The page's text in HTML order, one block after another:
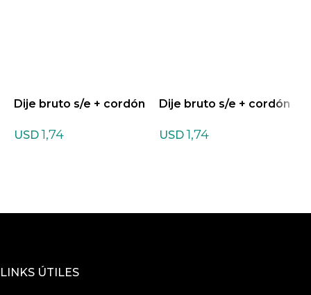
Dije bruto s/e + cordón
USD 1,74
Dije bruto s/e + cordón
USD 1,74
LINKS ÚTILES